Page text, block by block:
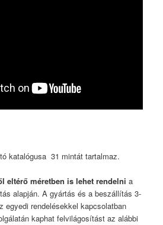
katalógusa 31 mintát tartalmaz.
eltérő méretben is lehet rendelni a
alapján. A gyártás és a beszállítás 3-
egyedi rendelésekkel kapcsolatban
kaphat felvilágosítást az alábbi